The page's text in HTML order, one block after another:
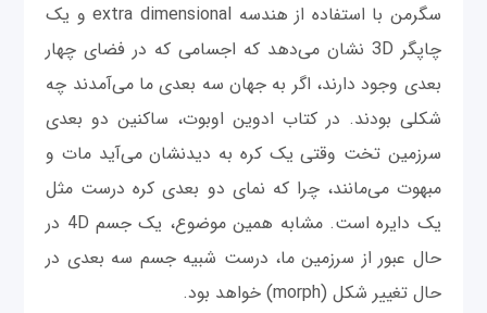
سگرمن با استفاده از هندسه extra dimensional و یک
چاپگر 3D نشان می‌دهد که اجسامی که در فضای چهار
بعدی وجود دارند، اگر به جهان سه بعدی ما می‌آمدند چه
شکلی بودند. در کتاب ادوین اوبوت، ساکنین دو بعدی
سرزمین تخت وقتی یک کره به دیدنشان می‌آید مات و
مبهوت می‌مانند، چرا که نمای دو بعدی کره درست مثل
یک دایره است. مشابه همین موضوع، یک جسم 4D در
حال عبور از سرزمین ما، درست شبیه جسم سه بعدی در
حال تغییر شکل (morph) خواهد بود.